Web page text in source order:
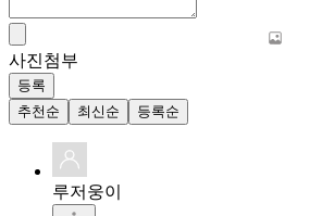
사진첨부
등록
추천순
최신순 등록순
루저웅이